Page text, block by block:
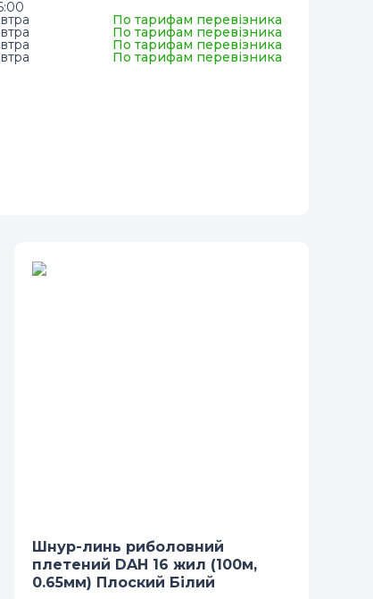
По тарифам перевізника
По тарифам перевізника
По тарифам перевізника
По тарифам перевізника
Шнур-линь риболовний
плетений DAH 16 жил (100м,
0.65мм) Плоский Білий